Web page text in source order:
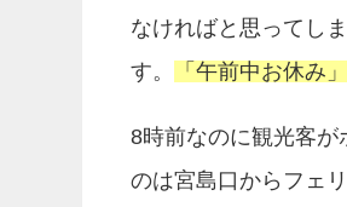
なければと思ってし
す。
「午前中お休み」
8時前なのに観光客が
のは宮島口からフェ